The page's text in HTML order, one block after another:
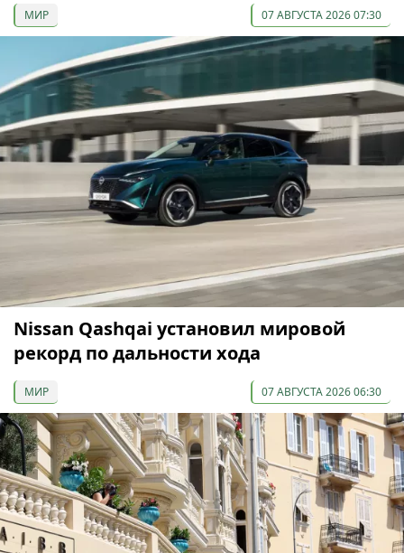
МИР 07 АВГУСТА 2026 07:30
Nissan Qashqai установил мировой
рекорд по дальности хода
МИР 07 АВГУСТА 2026 06:30